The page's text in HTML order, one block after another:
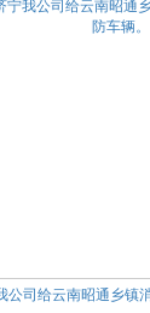
公司给云南昭通乡镇